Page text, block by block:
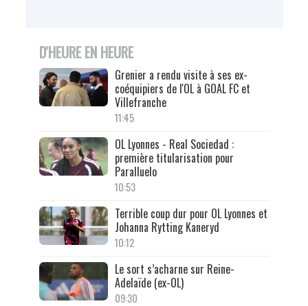
D'HEURE EN HEURE
Grenier a rendu visite à ses ex-
coéquipiers de l'OL à GOAL FC et
Villefranche
11:45
OL Lyonnes - Real Sociedad :
première titularisation pour
Paralluelo
10:53
Terrible coup dur pour OL Lyonnes et
Johanna Rytting Kaneryd
10:12
Le sort s’acharne sur Reine-
Adelaïde (ex-OL)
09:30